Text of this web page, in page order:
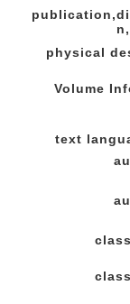
physical
Volume
text